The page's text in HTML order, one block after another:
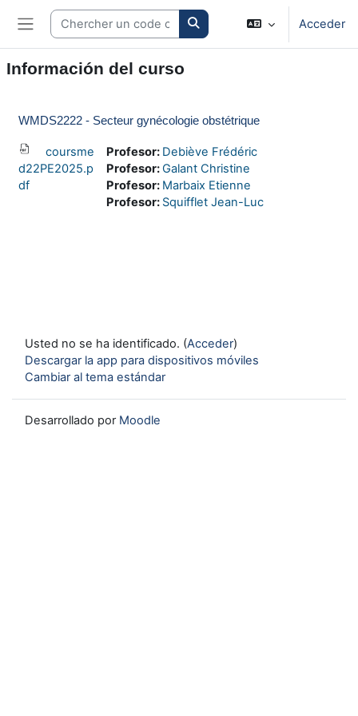
Salta al contenido principal
Panel lateral
Search courses Acceder
Información del curso
WMDS2222 - Secteur gynécologie obstétrique
coursme
d22PE2025.p
df
Profesor: Debiève Frédéric
Profesor:Galant Christine
Profesor: Marbaix Etienne
Profesor: Squifflet Jean-Luc
Usted no se ha identificado. (Acceder)
Descargar la app para dispositivos móviles
Cambiar al tema estándar
Desarrollado por Moodle